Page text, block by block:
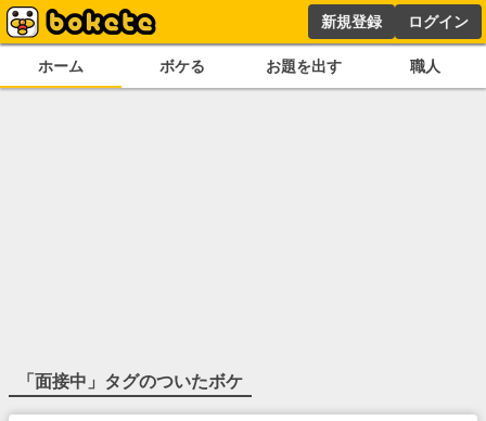
新規登録 ログイン
ホーム ボケる お題を出す 職人
「面接中 」タグのついたボケ